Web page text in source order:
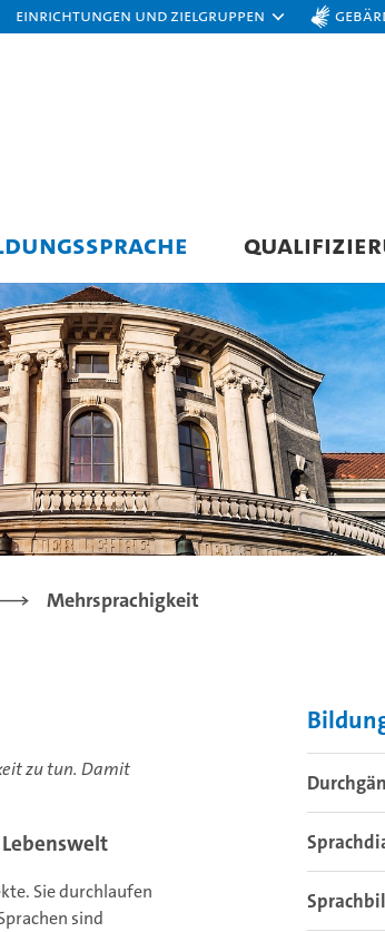
Einrichtungen und Zielgruppen
Mehrsprachigkeit
zu tun. Damit
Sie durchlaufen
sind